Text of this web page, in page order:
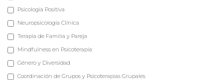
Psicología Positiva
Neuropsicología Clínica
Terapia de Familia y Pareja
Mindfulness en Psicoterapia
Género y Diversidad
Coordinación de Grupos y Psicoterapias Grupales